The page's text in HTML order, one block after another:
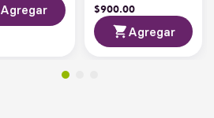
Agregar $900.00
Agregar